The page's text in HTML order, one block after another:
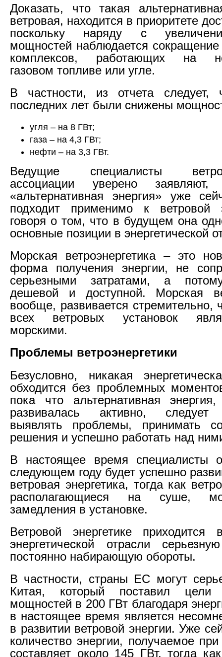
Доказать, что такая
ветровая, находится в приоритете
поскольку наряду с
мощностей наблюдается сокращение
комплексов, работающих на
газовом топливе или угле.
В частности, из отчета следует,
последних лет были снижены
угля – на 8 ГВт;
газа – на 4,3 ГВт;
нефти – на 3,3 ГВт.
Ведущие специалисты
ассоциации уверено
«альтернативная энергия» уже
подходит применимо к ветровой
говоря о том, что в будущем она
основные позиции в энергетической
Морская ветроэнергетика – это
форма получения энергии, не
серьезными затратами, а
дешевой и доступной. Морская
вообще, развивается стремительно,
всех ветровых установок
морскими.
Проблемы ветроэнергетики
Безусловно, никакая
обходится без проблемных
пока что альтернативная
развивалась активно, следует
выявлять проблемы, принимать
решения и успешно работать над
В настоящее время специалисты
следующем году будет успешно
ветровая энергетика, тогда как
располагающиеся на суше,
замедления в установке.
Ветровой энергетике приходится
энергетической отрасли
постоянно набирающую обороты.
В частности, страны ЕС могут
Китая, который поставил цели
мощностей в 200 ГВт благодаря
в настоящее время является
в развитии ветровой энергии. Уже
количество энергии, получаемое
составляет около 145 ГВт, тогда